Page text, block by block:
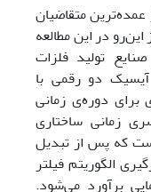
متقاضیان
در این مطالعه
تولید فلزات
دو رقمی با
برای دوره‌ی زمانی
سری‌ زمانی‌ ساختاری
که پس از تبدیل
الگوریتم فیلتر
برآورد می‌شود.